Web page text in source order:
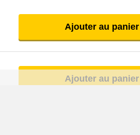
Ajouter au panier
Ajouter au panier